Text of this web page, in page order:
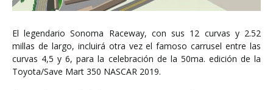
El legendario Sonoma Raceway, con sus 12 curvas y 2.52
millas de largo, incluirá otra vez el famoso carrusel entre las
curvas 4,5 y 6, para la celebración de la 50ma. edición de la
Toyota/Save Mart 350 NASCAR 2019.